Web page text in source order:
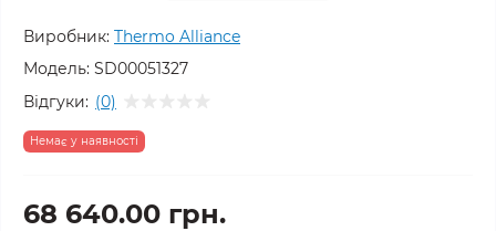
Виробник: Thermo Alliance
Модель: SD00051327
Відгуки: (0)
Немає у наявності
68 640.00 грн.